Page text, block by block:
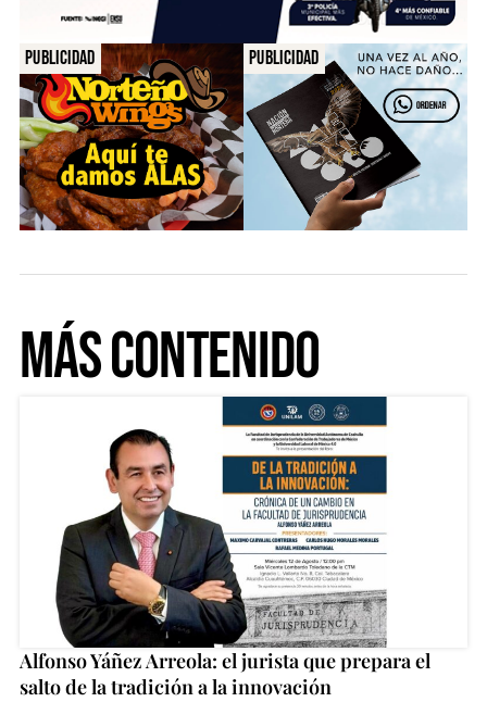
Publicidad Publicidad
Más Contenido
Alfonso Yáñez Arreola: el jurista que prepara el
salto de la tradición a la innovación